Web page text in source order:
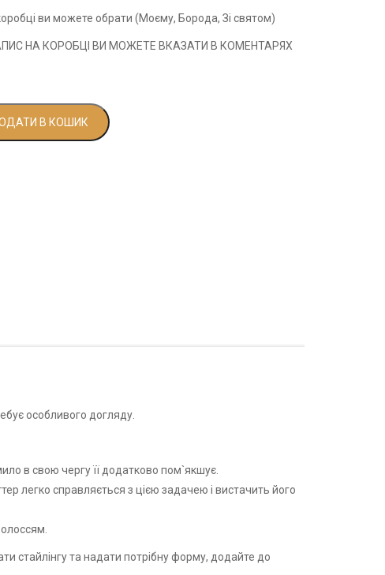
ви можете обрати (Моєму, Борода, Зі святом)
НА КОРОБЦІ ВИ МОЖЕТЕ ВКАЗАТИ В КОМЕНТАРЯХ
В КОШИК
особливого догляду.
в свою чергу її додатково пом`якшує.
легко справляється з цією задачею і вистачить його
стайлінгу та надати потрібну форму, додайте до